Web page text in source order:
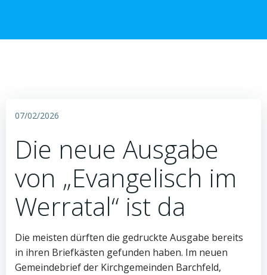
07/02/2026
Die neue Ausgabe
von „Evangelisch im
Werratal“ ist da
Die meisten dürften die gedruckte Ausgabe bereits
in ihren Briefkästen gefunden haben. Im neuen
Gemeindebrief der Kirchgemeinden Barchfeld,